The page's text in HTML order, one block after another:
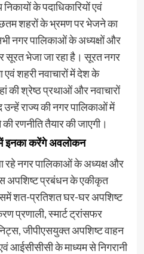
के पदाधिकारियों एवं
शहरों के भ्रमण पर भेजने का
नगर पालिकाओं के अध्यक्षों और
सूरत भेजा जा रहा है। सूरत नगर
एवं शहरी नवाचारों में देश के
की श्रेष्ठ प्रथाओं और नवाचारों
राज्य की नगर पालिकाओं में
रणनीति तैयार की जाएगी।
इनका करेंगे अवलोकन
रहे नगर पालिकाओं के अध्यक्ष और
अपशिष्ट प्रबंधन के एकीकृत
शत-प्रतिशत घर-घर अपशिष्ट
प्रणाली, स्मार्ट ट्रांसफर
जीपीएसयुक्त अपशिष्ट वाहन
आईसीसीसी के माध्यम से निगरानी